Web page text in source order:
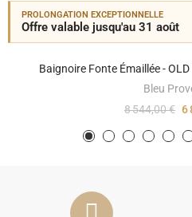
PROLONGATION EXCEPTIONNELLE
Offre valable jusqu'au 31 août
Baignoire Fonte Émaillée -
Bleu
8 544,00 € 6